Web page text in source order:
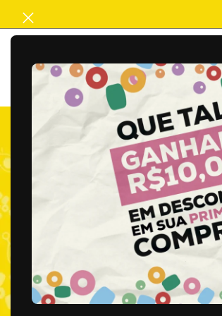
Filtros ativos
TAGS DE PRODUTO
Biscuit Brasilcore Carnaval Católicos
Crochê Geek Halloween Infantis